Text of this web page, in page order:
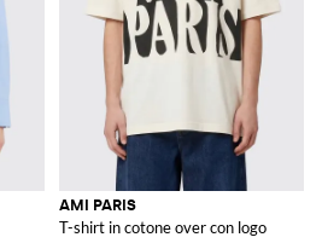
AMI PARIS
T-shirt in cotone over con logo